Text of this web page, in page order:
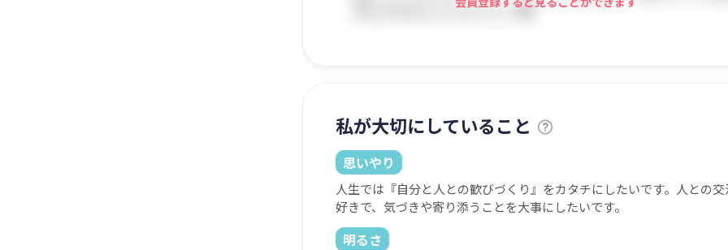
私が大切にしていること
思いやり
人生では『自分と人との歓びづくり』をカタチにしたいです。人との
好きで、気づきや寄り添うことを大事にしたいです。
明るさ